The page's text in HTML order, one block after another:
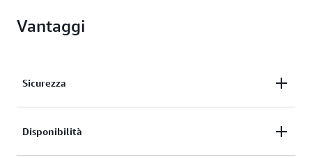
Vantaggi
Sicurezza
AMS eleva l'eccellenza operativa con il monitoraggio
Disponibilità